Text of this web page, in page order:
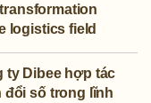
logistics field
ty Dibee hợp tác
đổi số trong lĩnh